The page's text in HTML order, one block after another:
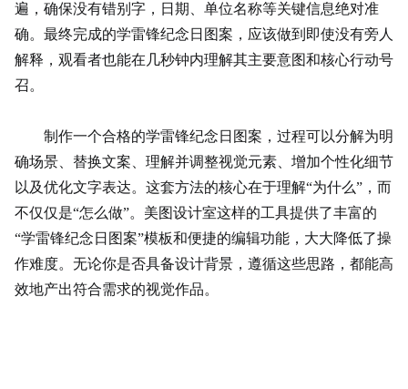
遍，确保没有错别字，日期、单位名称等关键信息绝对准
确。最终完成的学雷锋纪念日图案，应该做到即使没有旁人
解释，观看者也能在几秒钟内理解其主要意图和核心行动号
召。
制作一个合格的学雷锋纪念日图案，过程可以分解为明
确场景、替换文案、理解并调整视觉元素、增加个性化细节
以及优化文字表达。这套方法的核心在于理解“为什么”，而
不仅仅是“怎么做”。美图设计室这样的工具提供了丰富的
“学雷锋纪念日图案”模板和便捷的编辑功能，大大降低了操
作难度。无论你是否具备设计背景，遵循这些思路，都能高
效地产出符合需求的视觉作品。